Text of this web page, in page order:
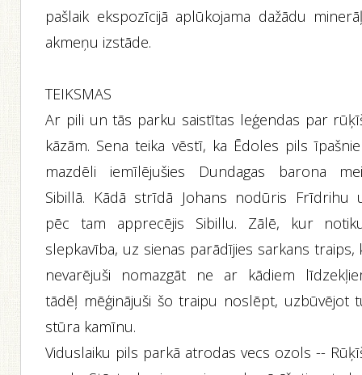
pašlaik ekspozīcijā aplūkojama dažādu
akmeņu izstāde.
TEIKSMAS
Ar pili un tās parku saistītas leģendas par
kāzām. Sena teika vēstī, ka Ēdoles pils
mazdēli iemīlējušies Dundagas barona
Sibillā. Kādā strīdā Johans nodūris Frīdrihu
pēc tam apprecējis Sibillu. Zālē, kur
slepkavība, uz sienas parādījies sarkans traips,
nevarējuši nomazgāt ne ar kādiem
tādēļ mēģinājuši šo traipu noslēpt, uzbūvējot
stūra kamīnu.
Viduslaiku pils parkā atrodas vecs ozols --